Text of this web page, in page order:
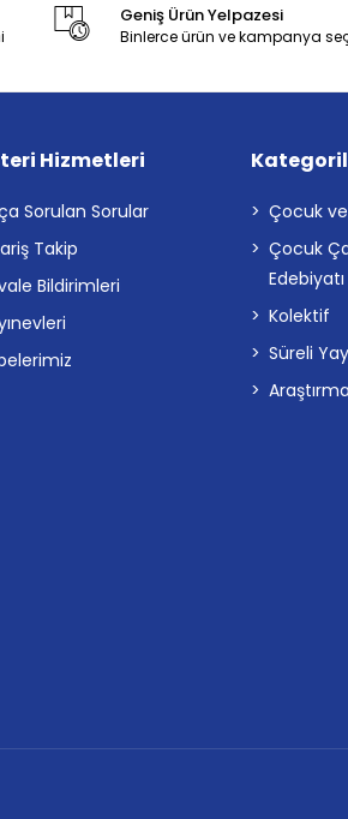
Geniş Ürün Yelpazesi
Binlerce ürün ve kampanya
Hizmetleri
Sorulan Sorular
Takip
Bildirimleri
Çocuk
Çocuk
Edebiyatı
Kolektif
Süreli
Araştırma